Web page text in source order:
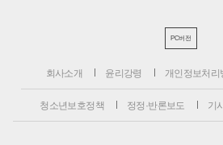
PC버전
회사소개 윤리강령 개인정보처리
청소년보호정책 정정·반론보도 기